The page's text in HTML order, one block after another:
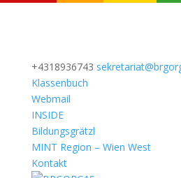
+4318936743
Klassenbuch
Webmail
INSIDE
Bildungsgrätzl
MINT Region – Wien West
Kontakt